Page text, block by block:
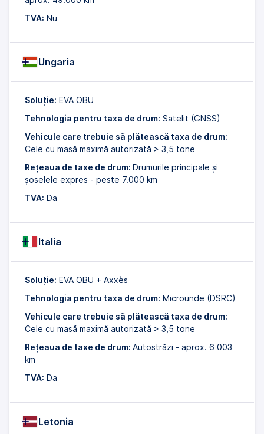
TVA: Nu
Ungaria
Soluție: EVA OBU
Tehnologia pentru taxa de drum: Satelit (GNSS)
Vehicule care trebuie să plătească taxa de drum:
Cele cu masă maximă autorizată > 3,5 tone
Rețeaua de taxe de drum: Drumurile principale și
șoselele expres - peste 7.000 km
TVA: Da
Italia
Soluție: EVA OBU + Axxès
Tehnologia pentru taxa de drum: Microunde (DSRC)
Vehicule care trebuie să plătească taxa de drum:
Cele cu masă maximă autorizată > 3,5 tone
Rețeaua de taxe de drum: Autostrăzi - aprox. 6 003
km
TVA: Da
Letonia